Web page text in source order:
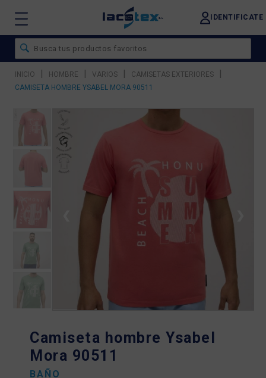
IDENTIFICATE
INICIO | HOMBRE | VARIOS | CAMISETAS EXTERIORES |
CAMISETA HOMBRE YSABEL MORA 90511
Camiseta hombre Ysabel
Mora 90511
BAÑO